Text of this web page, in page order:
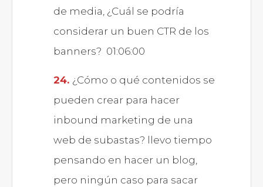
de media, ¿Cuál se podría
considerar un buen CTR de los
banners? 01:06:00
¿Cómo o qué contenidos se
pueden crear para hacer
inbound marketing de una
web de subastas? llevo tiempo
pensando en hacer un blog,
pero ningún caso para sacar